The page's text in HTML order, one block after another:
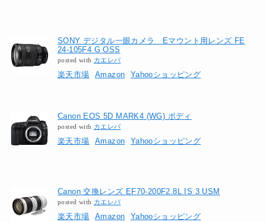
SONY デジタル一眼カメラ Eマウント用レンズ FE
24-105F4 G OSS
posted with カエレバ
楽天市場 Amazon Yahooショッピング
Canon EOS 5D MARK4 (WG) ボディ
posted with カエレバ
楽天市場 Amazon Yahooショッピング
Canon 交換レンズ EF70-200F2.8L IS 3 USM
posted with カエレバ
楽天市場 Amazon Yahooショッピング